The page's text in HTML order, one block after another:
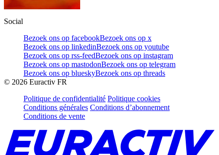
Social
Bezoek ons op facebookBezoek ons op x
Bezoek ons op linkedinBezoek ons op youtube
Bezoek ons op rss-feedBezoek ons op instagram
Bezoek ons op mastodonBezoek ons op telegram
Bezoek ons op blueskyBezoek ons op threads
© 2026 Euractiv FR
Politique de confidentialité Politique cookies
Conditions générales Conditions d’abonnement
Conditions de vente